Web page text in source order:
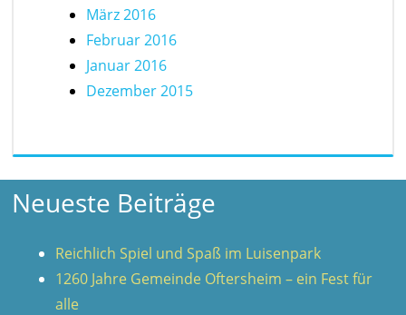
März 2016
Februar 2016
Januar 2016
Dezember 2015
Neueste Beiträge
Reichlich Spiel und Spaß im Luisenpark
1260 Jahre Gemeinde Oftersheim – ein Fest für
alle